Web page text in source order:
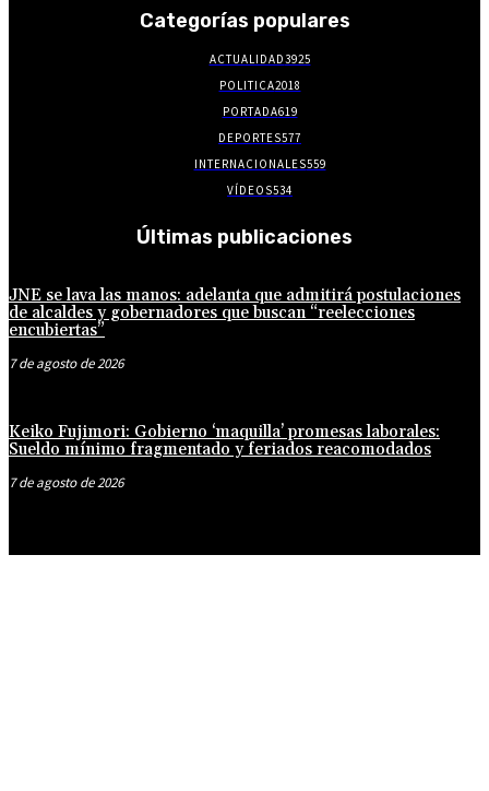
Categorías populares
ACTUALIDAD3925
POLITICA2018
PORTADA619
DEPORTES577
INTERNACIONALES559
VÍDEOS534
Últimas publicaciones
JNE se lava las manos: adelanta que admitirá postulaciones
de alcaldes y gobernadores que buscan “reelecciones
encubiertas”
7 de agosto de 2026
Keiko Fujimori: Gobierno ‘maquilla’ promesas laborales:
Sueldo mínimo fragmentado y feriados reacomodados
7 de agosto de 2026